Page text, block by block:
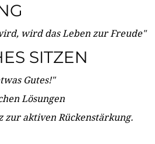
wird das Leben zur Freude"
SITZEN
Gutes!"
Lösungen
zur aktiven Rückenstärkung.